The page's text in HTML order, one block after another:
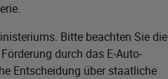
. Bitte beachten Sie die
durch das E-Auto-
Entscheidung über staatliche